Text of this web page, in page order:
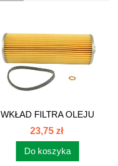
WKŁAD FILTRA OLEJU
SW-400...
23,75 zł
Do koszyka